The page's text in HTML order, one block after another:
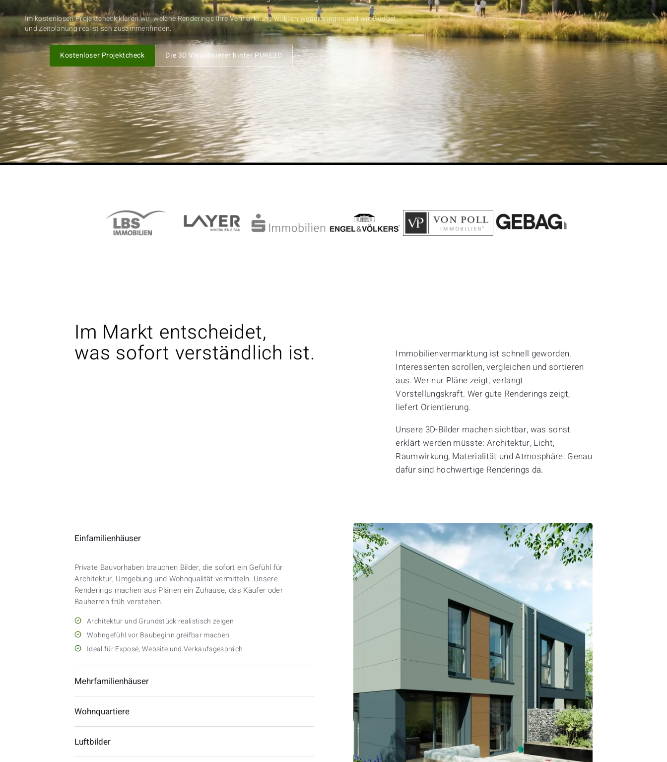
Im kostenlosen Projektcheck klären wir, welche Renderings Ihre Vermarktung wirklich weiterbringen und wie Budget
und Zeitplanung realistisch zusammenfinden.
Kostenloser Projektcheck Die 3D Visualisierer hinter PURE3D
Im Markt entscheidet,
was sofort verständlich ist.
Immobilienvermarktung ist schnell geworden.
Interessenten scrollen, vergleichen und sortieren
aus. Wer nur Pläne zeigt, verlangt
Vorstellungskraft. Wer gute Renderings zeigt,
liefert Orientierung.
Unsere 3D-Bilder machen sichtbar, was sonst
erklärt werden müsste: Architektur, Licht,
Raumwirkung, Materialität und Atmosphäre. Genau
dafür sind hochwertige Renderings da.
Einfamilienhäuser
Private Bauvorhaben brauchen Bilder, die sofort ein Gefühl für
Architektur, Umgebung und Wohnqualität vermitteln. Unsere
Renderings machen aus Plänen ein Zuhause, das Käufer oder
Bauherren früh verstehen.
Architektur und Grundstück realistisch zeigen
Wohngefühl vor Baubeginn greifbar machen
Ideal für Exposé, Website und Verkaufsgespräch
Mehrfamilienhäuser
Wohnquartiere
Luftbilder